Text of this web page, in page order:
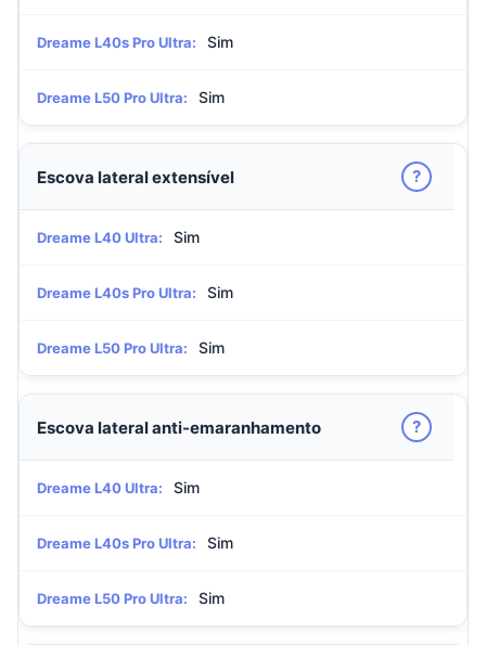
Dreame L40s Pro Ultra: Sim
Dreame L50 Pro Ultra: Sim
Escova lateral extensível ?
Dreame L40 Ultra: Sim
Dreame L40s Pro Ultra: Sim
Dreame L50 Pro Ultra: Sim
Escova lateral anti-emaranhamento ?
Dreame L40 Ultra: Sim
Dreame L40s Pro Ultra: Sim
Dreame L50 Pro Ultra: Sim